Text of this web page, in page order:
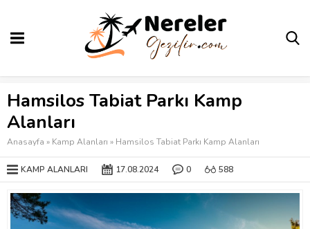
Hamsilos Tabiat Parkı Kamp
Alanları
Anasayfa » Kamp Alanları » Hamsilos Tabiat Parkı Kamp Alanları
KAMP ALANLARI 17.08.2024 0 588